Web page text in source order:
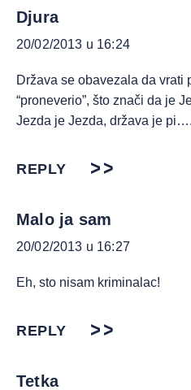
Djura
20/02/2013 u 16:24
Država se obavezala da vrati
“proneverio”, što znači da je
Jezda je Jezda, država je pi….
REPLY
Malo ja sam
20/02/2013 u 16:27
Eh, sto nisam kriminalac!
REPLY
Tetka